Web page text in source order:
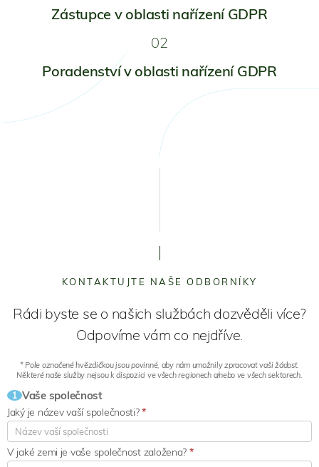
Zástupce v oblasti nařízení GDPR
02
Poradenství v oblasti nařízení GDPR
KONTAKTUJTE NAŠE ODBORNÍKY
Rádi byste se o našich službách dozvěděli více?
Odpovíme vám co nejdříve.
* Pole označené hvězdičkou jsou povinné, aby nám umožnily zpracovat vaši žádost.
Některé naše služby nejsou k dispozici ve všech regionech a/nebo ve všech sektorech.
1 Vaše společnost
Jaký je název vaší společnosti?*
V jaké zemi je vaše společnost založena? *